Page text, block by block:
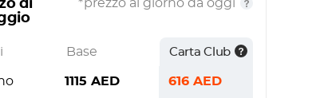
di
*prezzo al giorno da oggi
Base Carta Club
1115 AED 616 AED